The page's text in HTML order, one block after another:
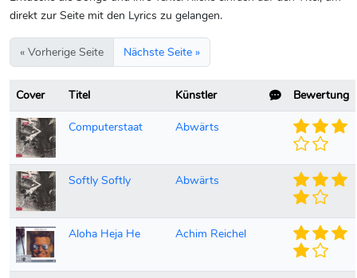
direkt zur Seite mit den Lyrics zu gelangen.
« Vorherige Seite Nächste Seite »
Cover Titel Künstler
Bewertung
Computerstaat
Abwärts
Softly Softly Abwärts
Aloha Heja He Achim Reichel